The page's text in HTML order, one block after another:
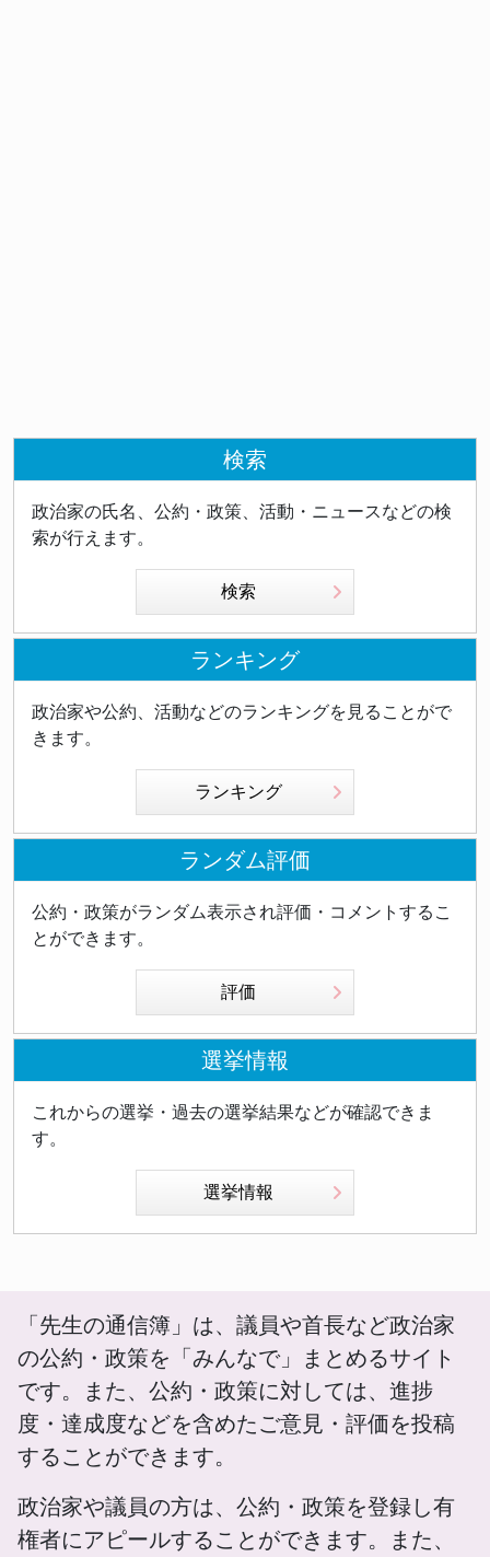
検索
政治家の氏名、公約・政策、活動・ニュースなどの検
索が行えます。
検索
ランキング
政治家や公約、活動などのランキングを見ることがで
きます。
ランキング
ランダム評価
公約・政策がランダム表示され評価・コメントするこ
とができます。
評価
選挙情報
これからの選挙・過去の選挙結果などが確認できま
す。
選挙情報
「先生の通信簿」は、議員や首長など政治家
の公約・政策を「みんなで」まとめるサイト
です。また、公約・政策に対しては、進捗
度・達成度などを含めたご意見・評価を投稿
することができます。
政治家や議員の方は、公約・政策を登録し有
権者にアピールすることができます。また、